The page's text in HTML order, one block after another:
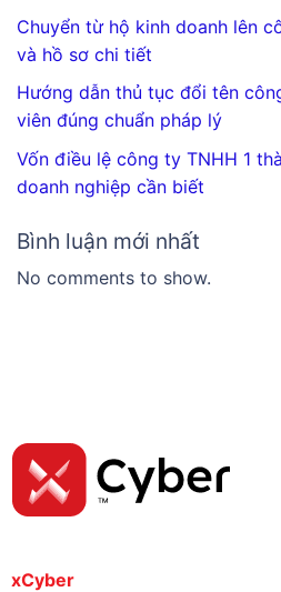
Chuyển từ hộ kinh doanh lên
và hồ sơ chi tiết
Hướng dẫn thủ tục đổi tên
viên đúng chuẩn pháp lý
Vốn điều lệ công ty TNHH 1
doanh nghiệp cần biết
Bình luận mới nhất
No comments to show.
xCyber